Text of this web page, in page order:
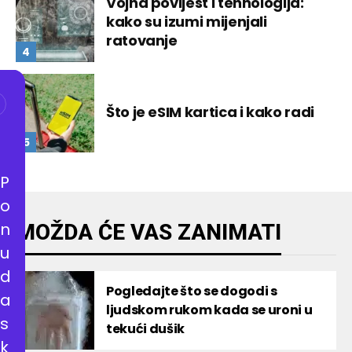
kako su izumi mijenjali
ratovanje
Što je eSIM kartica i kako radi
MOŽDA ĆE VAS ZANIMATI
Pogledajte što se dogodi s
ljudskom rukom kada se uroni u
tekući dušik
P
o
n
u
d
a
s
k